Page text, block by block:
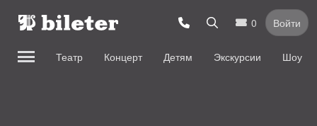
0 Войти
Театр Концерт Детям Экскурсии Шоу